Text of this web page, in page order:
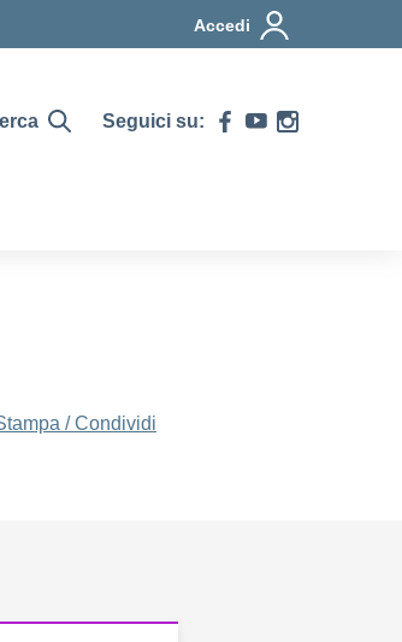
Accedi
Seguici su:
/ Condividi